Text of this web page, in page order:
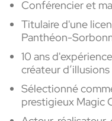
Conférencier et
Titulaire d'une
Panthéon-
10 ans
créateur d’illusions
Sélectionné
prestigieux Magic